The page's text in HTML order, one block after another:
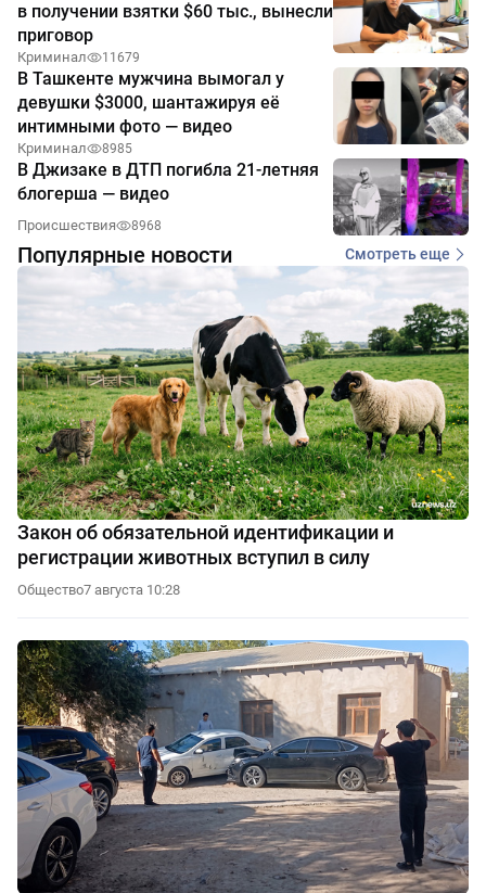
в получении взятки $60 тыс., вынесли
приговор
Криминал 11679
В Ташкенте мужчина вымогал у
девушки $3000, шантажируя её
интимными фото — видео
Криминал 8985
В Джизаке в ДТП погибла 21-летняя
блогерша — видео
Происшествия 8968
Популярные новости Смотреть еще
Закон об обязательной идентификации и
регистрации животных вступил в силу
Общество7 августа 10:28